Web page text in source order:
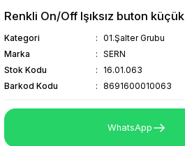
Renkli On/Off Işıksız buton küçük
Kategori
01.Şalter Grubu
Marka
SERN
Stok Kodu
16.01.063
Barkod Kodu
8691600010063
WhatsApp